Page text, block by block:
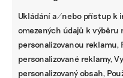
Ukládání a/nebo přístup k
omezených údajů k výběru
personalizovanou reklamu,
personalizované reklamy,
personalizovaný obsah,